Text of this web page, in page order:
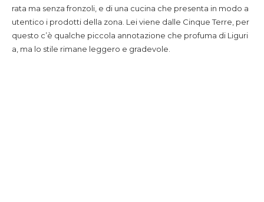
rata ma senza fronzoli, e di una cucina che presenta in modo a
utentico i prodotti della zona. Lei viene dalle Cinque Terre, per
questo c’è qualche piccola annotazione che profuma di Liguri
a, ma lo stile rimane leggero e gradevole.